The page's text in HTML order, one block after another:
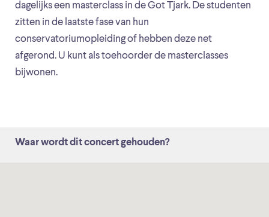
dagelijks een masterclass in de Got Tjark. De studenten
zitten in de laatste fase van hun
conservatoriumopleiding of hebben deze net
afgerond. U kunt als toehoorder de masterclasses
bijwonen.
Waar wordt dit concert gehouden?